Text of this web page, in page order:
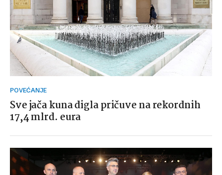
POVEĆANJE
Sve jača kuna digla pričuve na rekordnih
17,4 mlrd. eura